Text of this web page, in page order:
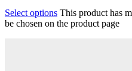
Select options This product has
be chosen on the product page